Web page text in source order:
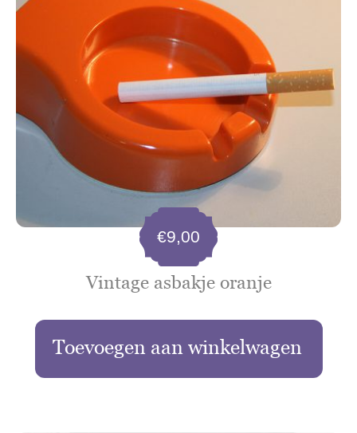
Vintage asbakje oranje
€9,00
Toevoegen aan winkelwagen